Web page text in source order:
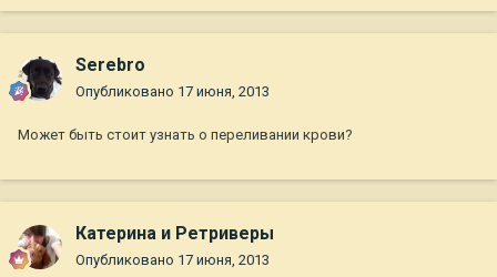
Serebro
Опубликовано 17 июня, 2013
Может быть стоит узнать о переливании крови?
Катерина и Ретриверы
Опубликовано 17 июня, 2013